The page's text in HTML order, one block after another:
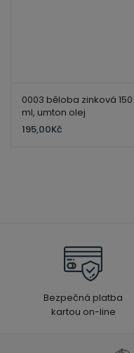
0003 běloba zinková 150
ml, umton olej
195,00Kč
Bezpečná platba
kartou on-line